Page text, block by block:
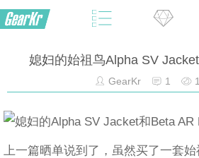
媳妇的始祖鸟Alpha SV
GearKr 1
上一篇晒单说到了，虽然买了一套